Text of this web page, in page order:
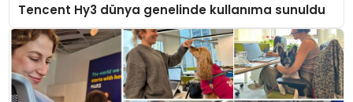
Tencent Hy3 dünya genelinde kullanıma sunuldu